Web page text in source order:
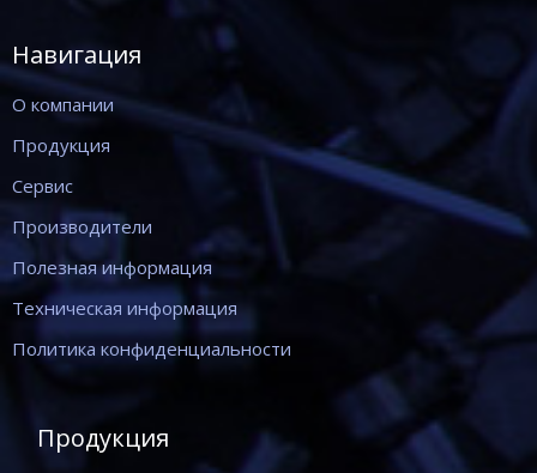
Навигация
О компании
Продукция
Сервис
Производители
Полезная информация
Техническая информация
Политика конфиденциальности
Продукция